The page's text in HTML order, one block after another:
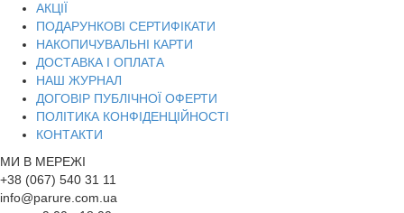
АКЦІЇ
ПОДАРУНКОВІ СЕРТИФІКАТИ
НАКОПИЧУВАЛЬНІ КАРТИ
ДОСТАВКА І ОПЛАТА
НАШ ЖУРНАЛ
ДОГОВІР ПУБЛІЧНОЇ ОФЕРТИ
ПОЛІТИКА КОНФІДЕНЦІЙНОСТІ
КОНТАКТИ
МИ В МЕРЕЖІ
+38 (067) 540 31 11
info@parure.com.ua